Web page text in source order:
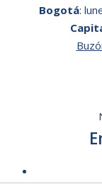
Bogotá: